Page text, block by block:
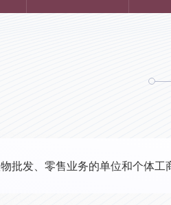
批发、零售业务的单位和个体工